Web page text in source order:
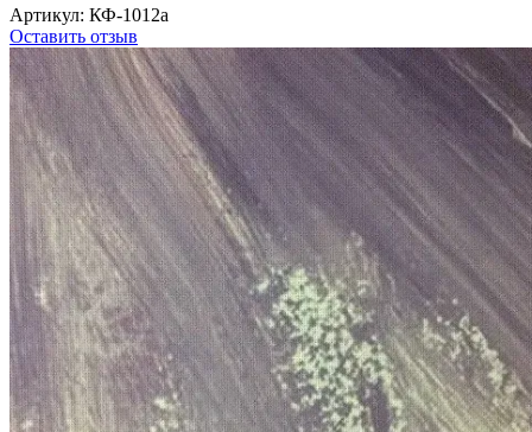
Артикул: КФ-1012а
Оставить отзыв